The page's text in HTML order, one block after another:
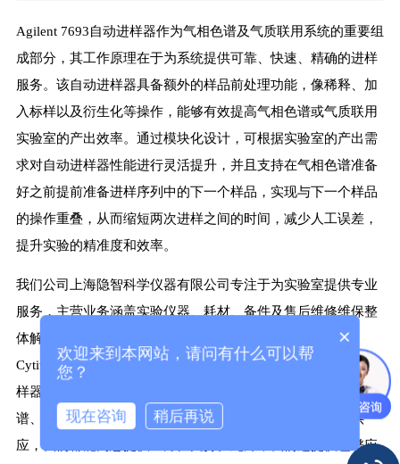
Agilent 7693自动进样器作为气相色谱及气质联用系统的重要组
成部分，其工作原理在于为系统提供可靠、快速、精确的进样
服务。该自动进样器具备额外的样品前处理功能，像稀释、加
入标样以及衍生化等操作，能够有效提高气相色谱或气质联用
实验室的产出效率。通过模块化设计，可根据实验室的产出需
求对自动进样器性能进行灵活提升，并且支持在气相色谱准备
好之前提前准备进样序列中的下一个样品，实现与下一个样品
的操作重叠，从而缩短两次进样之间的时间，减少人工误差，
提升实验的精准度和效率。
我们公司上海隐智科学仪器有限公司专注于为实验室提供专业
服务，主营业务涵盖实验仪器、耗材、备件及售后维修维保整
体解决方案，涉及Thermofisher、Waters、Agilent、GE、
Cytiva、Beckman等多个知名品牌。无论是Agilent 7693自动进
样器等仪器的维修、租赁、清灰保养，还是色谱、质谱、光
谱、蛋白层析系统、毛细管电泳仪等仪器及配件、耗材的供
应，我们都能为您提供全方位支持。此外，我们还提供色谱应
×
欢迎来到本网站，请问有什么可以帮
您？
现在咨询 稍后再说